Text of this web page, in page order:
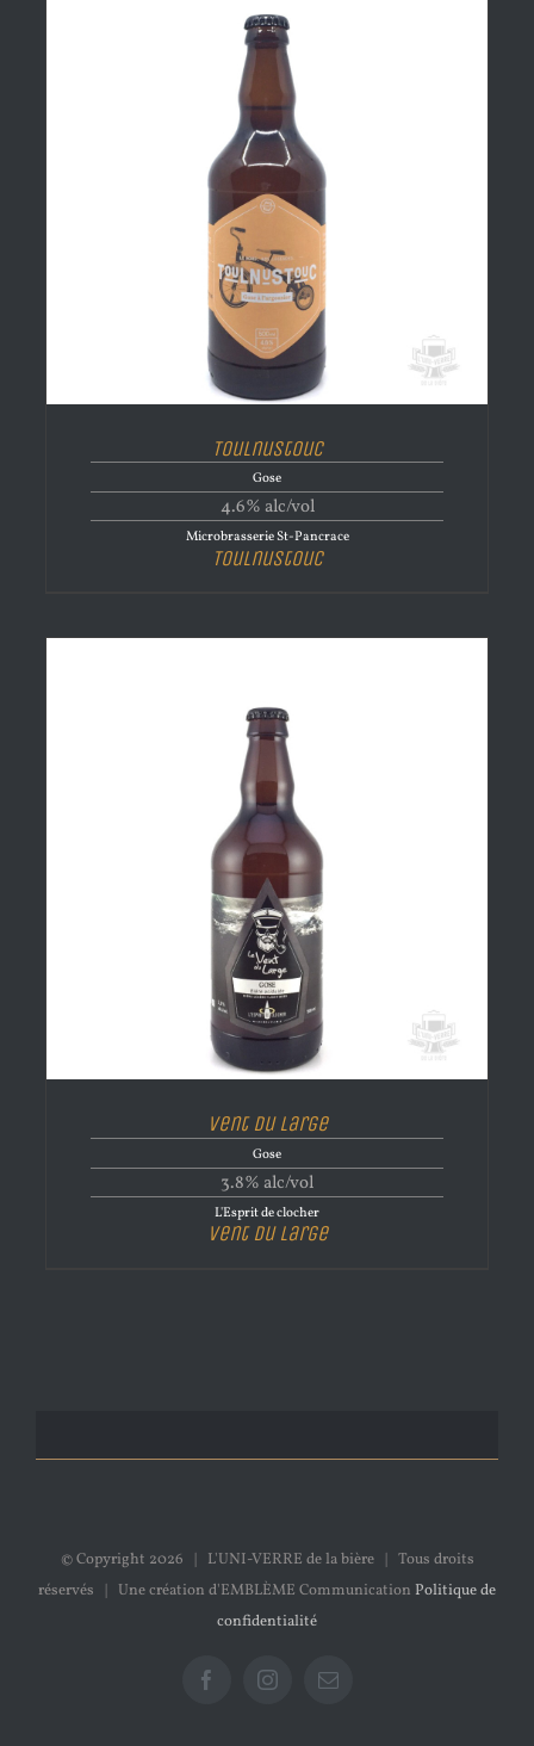
Toulnustouc
Gose
4.6% alc/vol
Microbrasserie St-Pancrace
Toulnustouc
Vent du Large
Gose
3.8% alc/vol
L'Esprit de clocher
Vent du Large
© Copyright 2026 | L'UNI-VERRE de la bière | Tous droits
réservés | Une création d'EMBLÈME Communication Politique de
confidentialité
FacebookInstagramEmail